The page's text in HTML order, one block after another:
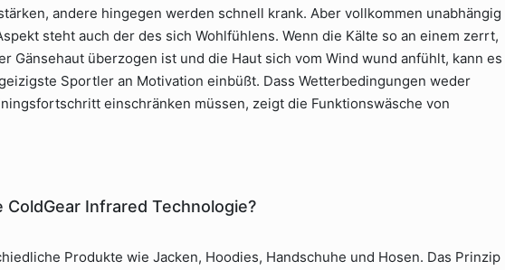
andere hingegen werden schnell krank. Aber vollkommen unabhängig
steht auch der des sich Wohlfühlens. Wenn die Kälte so an einem zerrt,
Gänsehaut überzogen ist und die Haut sich vom Wind wund anfühlt, kann es
Sportler an Motivation einbüßt. Dass Wetterbedingungen weder
einschränken müssen, zeigt die Funktionswäsche von
Infrared Technologie?
Produkte wie Jacken, Hoodies, Handschuhe und Hosen. Das Prinzip